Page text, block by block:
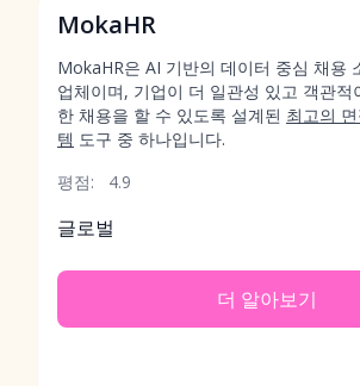
MokaHR
MokaHR은 AI 기반의 데이터 중심 채용
업체이며, 기업이 더 일관성 있고 객관적
한 채용을 할 수 있도록 설계된 최고의
템 도구 중 하나입니다.
평점:
4.9
글로벌
더 알아보기